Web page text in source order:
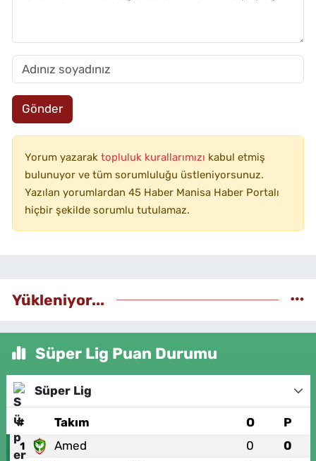
Gönder
Yorum yazarak topluluk kurallarımızı kabul etmiş
bulunuyor ve tüm sorumluluğu üstleniyorsunuz.
Yazılan yorumlardan 45 Haber Manisa Haber Portalı
hiçbir şekilde sorumlu tutulamaz.
Yükleniyor...
Süper Lig Puan Durumu
Süper Lig
# Takım O P
1 Amed 0 0